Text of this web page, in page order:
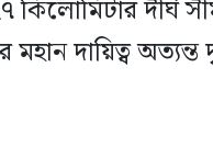
দীর্ঘ
মহান দায়িত্ব